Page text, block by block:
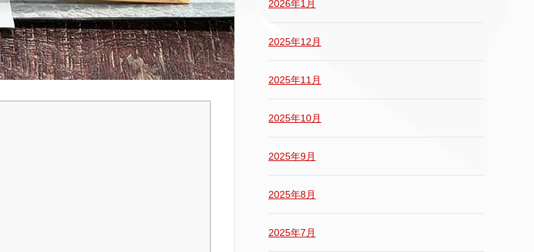
2026年1月
2025年12月
2025年11月
2025年10月
2025年9月
2025年8月
2025年7月